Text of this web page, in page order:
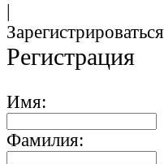
|
Зарегистрироваться
Регистрация
Имя:
Фамилия: